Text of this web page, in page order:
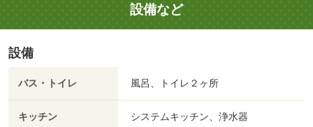
設備など
設備
バス・トイレ 風呂、トイレ２ヶ所
キッチン システムキッチン、浄水器